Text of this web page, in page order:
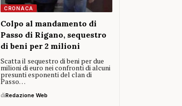
CRONACA
Colpo al mandamento di
Passo di Rigano, sequestro
di beni per 2 milioni
Scatta il sequestro di beni per due
milioni di euro nei confronti di alcuni
presunti esponenti del clan di
Passo…
diRedazione Web